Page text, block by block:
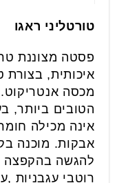
טורטליני ראגו
איכותית, בצורת
מכסה
הטובים ביותר,
אינה מכילה
אבקות. מוכנה
להגשה בהקפצה
רוטבי עגבניות